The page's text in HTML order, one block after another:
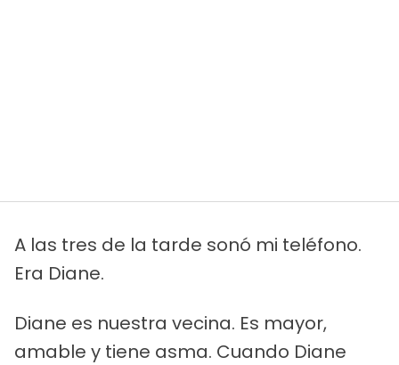
A las tres de la tarde sonó mi teléfono.
Era Diane.
Diane es nuestra vecina. Es mayor,
amable y tiene asma. Cuando Diane